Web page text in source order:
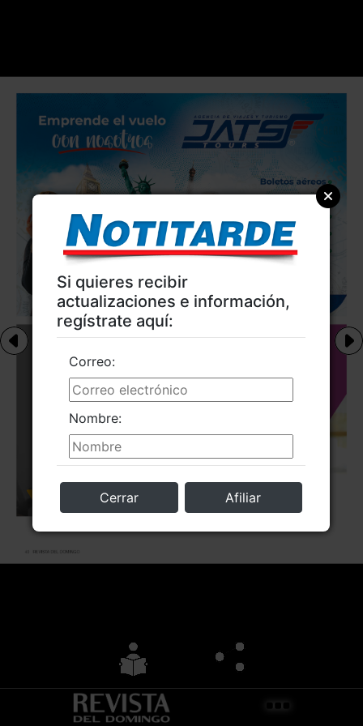
Si quieres recibir
actualizaciones e información,
regístrate aquí:
Nombre:
Correo:
Cerrar Afiliar